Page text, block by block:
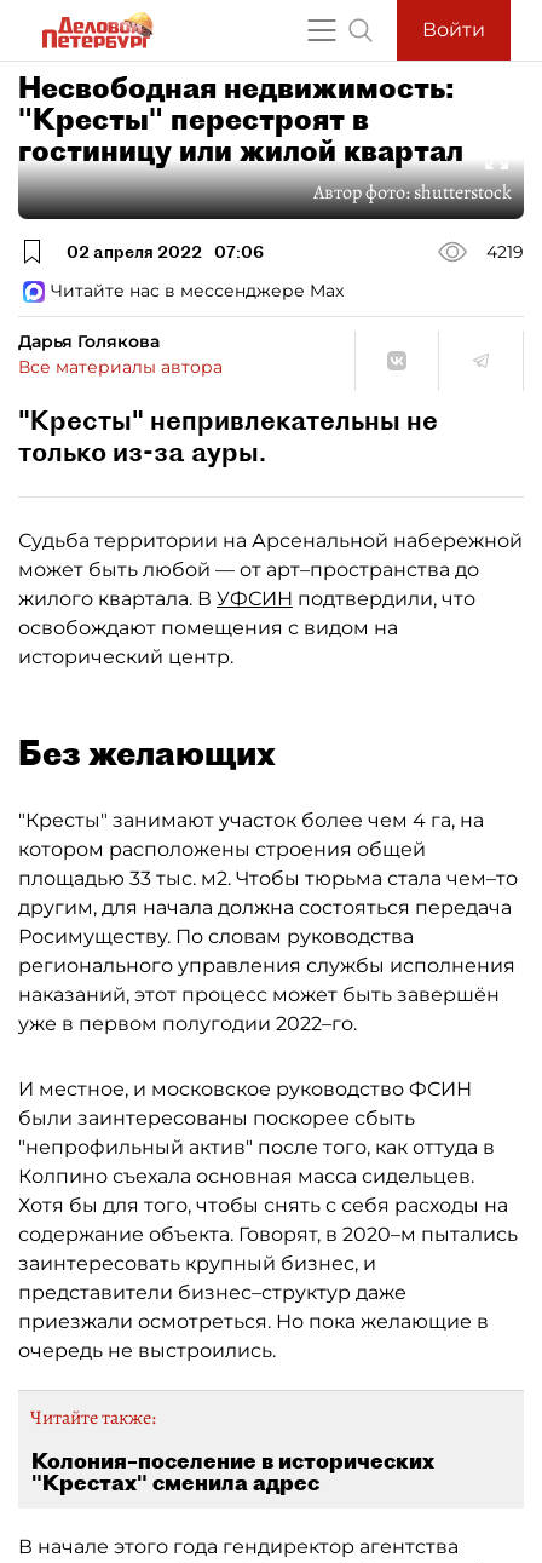
Войти
Несвободная недвижимость:
"Кресты" перестроят в
гостиницу или жилой квартал
Автор фото:shutterstock
02 апреля 2022 07:06
4219
Читайте нас в мессенджере Max
Дарья Голякова
Все материалы автора
"Кресты" непривлекательны не
только из-за ауры.
Судьба территории на Арсенальной набережной
может быть любой — от арт–пространства до
жилого квартала. В УФСИН подтвердили, что
освобождают помещения с видом на
исторический центр.
Без желающих
"Кресты" занимают участок более чем 4 га, на
котором расположены строения общей
площадью 33 тыс. м2. Чтобы тюрьма стала чем–то
другим, для начала должна состояться передача
Росимуществу. По словам руководства
регионального управления службы исполнения
наказаний, этот процесс может быть завершён
уже в первом полугодии 2022–го.
И местное, и московское руководство ФСИН
были заинтересованы поскорее сбыть
"непрофильный актив" после того, как оттуда в
Колпино съехала основная масса сидельцев.
Хотя бы для того, чтобы снять с себя расходы на
содержание объекта. Говорят, в 2020–м пытались
заинтересовать крупный бизнес, и
представители бизнес–структур даже
приезжали осмотреться. Но пока желающие в
очередь не выстроились.
Читайте также:
Колония–поселение в исторических
"Крестах" сменила адрес
В начале этого года гендиректор агентства